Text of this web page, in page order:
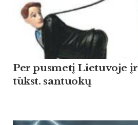
Per pusmetį Lietuvoje
tūkst. santuokų